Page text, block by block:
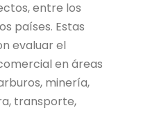
entre los
países. Estas
evaluar el
en áreas
minería,
transporte,